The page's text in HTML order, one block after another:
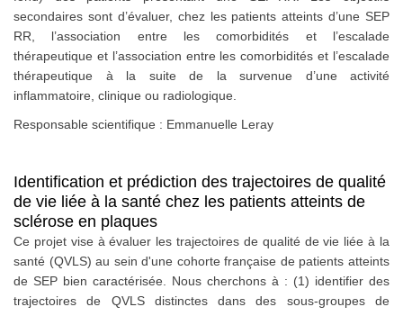
secondaires sont d’évaluer, chez les patients atteints d’une SEP
RR, l’association entre les comorbidités et l’escalade
thérapeutique et l’association entre les comorbidités et l’escalade
thérapeutique à la suite de la survenue d’une activité
inflammatoire, clinique ou radiologique.
Responsable scientifique : Emmanuelle Leray
Identification et prédiction des trajectoires de qualité
de vie liée à la santé chez les patients atteints de
sclérose en plaques
Ce projet vise à évaluer les trajectoires de qualité de vie liée à la
santé (QVLS) au sein d'une cohorte française de patients atteints
de SEP bien caractérisée. Nous cherchons à : (1) identifier des
trajectoires de QVLS distinctes dans des sous-groupes de